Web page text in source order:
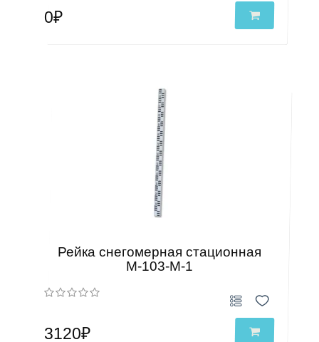
0₽
Рейка снегомерная стационная
М-103-М-1
3120₽